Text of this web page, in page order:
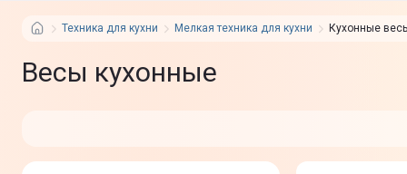
Техника для кухни Мелкая техника для кухни Кухонные
Весы кухонные